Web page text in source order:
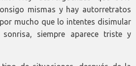
mismas y hay autorretratos
mucho que lo intentes disimular
siempre aparece triste y